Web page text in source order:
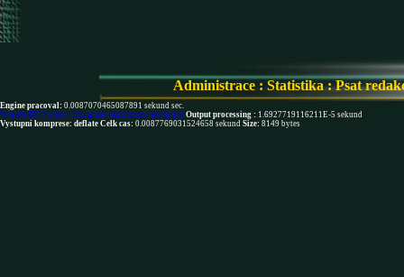
Administrace : Statistika:Psat
Engine pracoval: 0.0087070465087891 sekund sec.
You are NOT robot. Download restrictions not apply Output processing : 1.6927719116211E-5 sekund
Vystupni komprese: deflate Celk cas: 0.0087769031524658 sekund Size: 8149 bytes